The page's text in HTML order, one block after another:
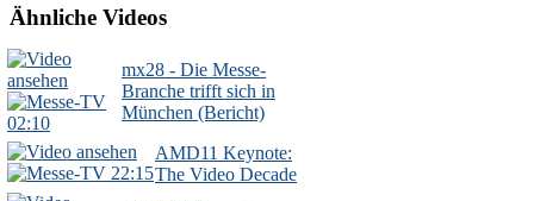
Ähnliche Videos
02:10
mx28 - Die Messe-
Branche trifft sich in
München (Bericht)
22:15
AMD11 Keynote:
The Video Decade